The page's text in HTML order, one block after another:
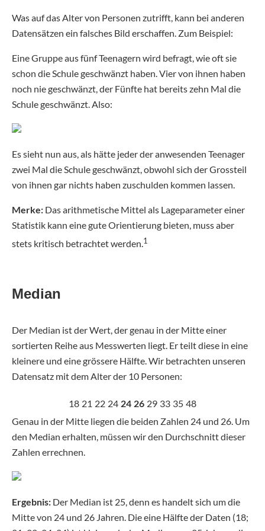
Was auf das Alter von Personen zutrifft, kann bei anderen
Datensätzen ein falsches Bild erschaffen. Zum Beispiel:
Eine Gruppe aus fünf Teenagern wird befragt, wie oft sie
schon die Schule geschwänzt haben. Vier von ihnen haben
noch nie geschwänzt, der Fünfte hat bereits zehn Mal die
Schule geschwänzt. Also:
Es sieht nun aus, als hätte jeder der anwesenden Teenager
zwei Mal die Schule geschwänzt, obwohl sich der Grossteil
von ihnen gar nichts haben zuschulden kommen lassen.
Merke: Das arithmetische Mittel als Lageparameter einer
Statistik kann eine gute Orientierung bieten, muss aber
stets kritisch betrachtet werden.1
Median
Der Median ist der Wert, der genau in der Mitte einer
sortierten Reihe aus Messwerten liegt. Er teilt diese in eine
kleinere und eine grössere Hälfte. Wir betrachten unseren
Datensatz mit dem Alter der 10 Personen:
18 21 22 24 24 26 29 33 35 48
Genau in der Mitte liegen die beiden Zahlen 24 und 26. Um
den Median erhalten, müssen wir den Durchschnitt dieser
Zahlen errechnen.
Ergebnis: Der Median ist 25, denn es handelt sich um die
Mitte von 24 und 26 Jahren. Die eine Hälfte der Daten (18;